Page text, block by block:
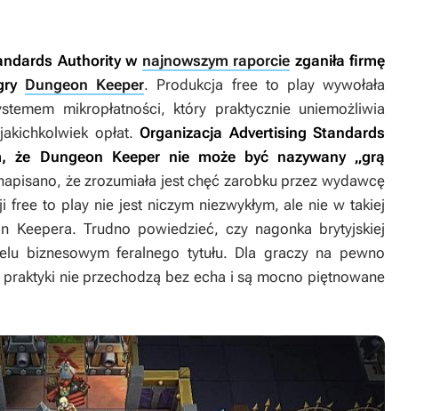
Authority w najnowszym raporcie zganiła firmę
Dungeon Keeper. Produkcja free to play wywołała
mikropłatności, który praktycznie uniemożliwia
opłat. Organizacja Advertising Standards
że Dungeon Keepernie może być nazywany „grą
że zrozumiała jest chęć zarobku przez wydawcę
free to play nie jest niczym niezwykłym, ale nie w takiej
Keepera. Trudno powiedzieć, czy nagonka brytyjskiej
biznesowym feralnego tytułu. Dla graczy na pewno
nie przechodzą bez echa i są mocno piętnowane